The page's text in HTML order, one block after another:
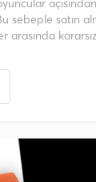
sebeple satın
arasında